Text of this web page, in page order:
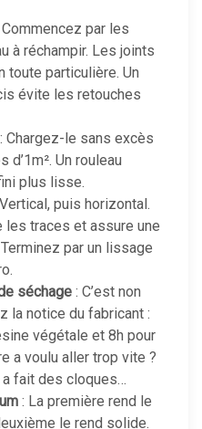
Commencez par les
à réchampir. Les joints
toute particulière. Un
évite les retouches
: Chargez-le sans excès
Un rouleau
plus lisse.
puis horizontal.
les traces et assure une
par un lissage
séchage : C’est non
la notice du fabricant :
végétale et 8h pour
a voulu aller trop vite ?
a fait des cloques…
: La première rend le
le rend solide.